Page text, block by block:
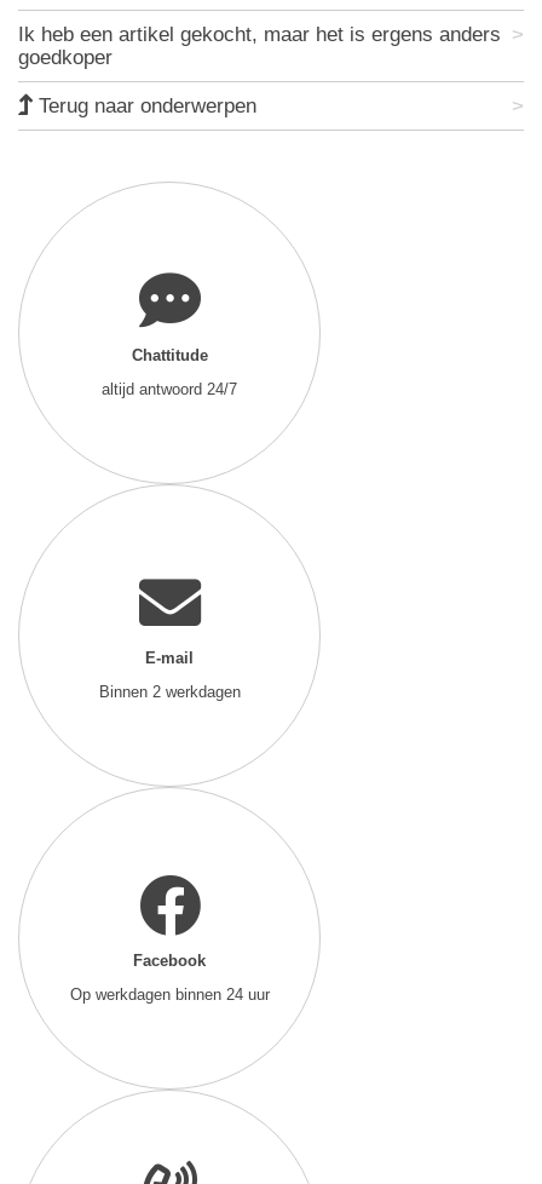
Ik heb een artikel gekocht, maar het is ergens anders
goedkoper
Terug naar onderwerpen
Chattitude
altijd antwoord 24/7
E-mail
Binnen 2 werkdagen
Facebook
Op werkdagen binnen 24 uur